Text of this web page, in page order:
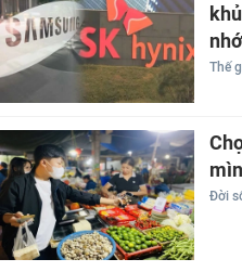
Thế
Đời